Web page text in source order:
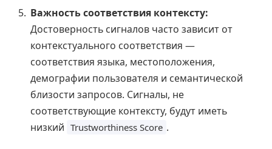
Важность соответствия контексту:
Достоверность сигналов часто зависит от
контекстуального соответствия —
соответствия языка, местоположения,
демографии пользователя и семантической
близости запросов. Сигналы, не
соответствующие контексту, будут иметь
низкий Trustworthiness Score .